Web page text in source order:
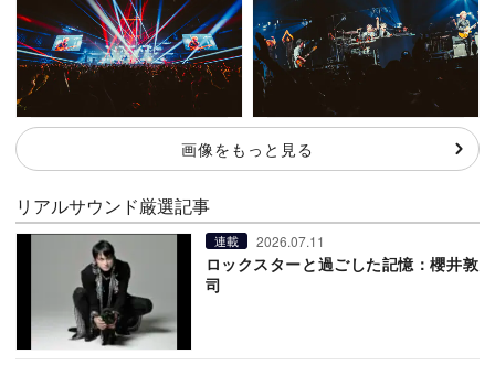
画像をもっと見る
リアルサウンド厳選記事
連載 2026.07.11
ロックスターと過ごした記憶：櫻井敦
司